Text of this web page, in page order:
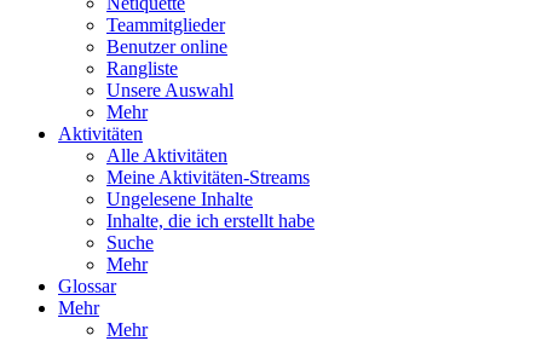
Teammitglieder
Benutzer online
Rangliste
Unsere Auswahl
Mehr
Aktivitäten
Alle Aktivitäten
Meine Aktivitäten-Streams
Ungelesene Inhalte
Inhalte, die ich erstellt habe
Suche
Mehr
Glossar
Mehr
Mehr